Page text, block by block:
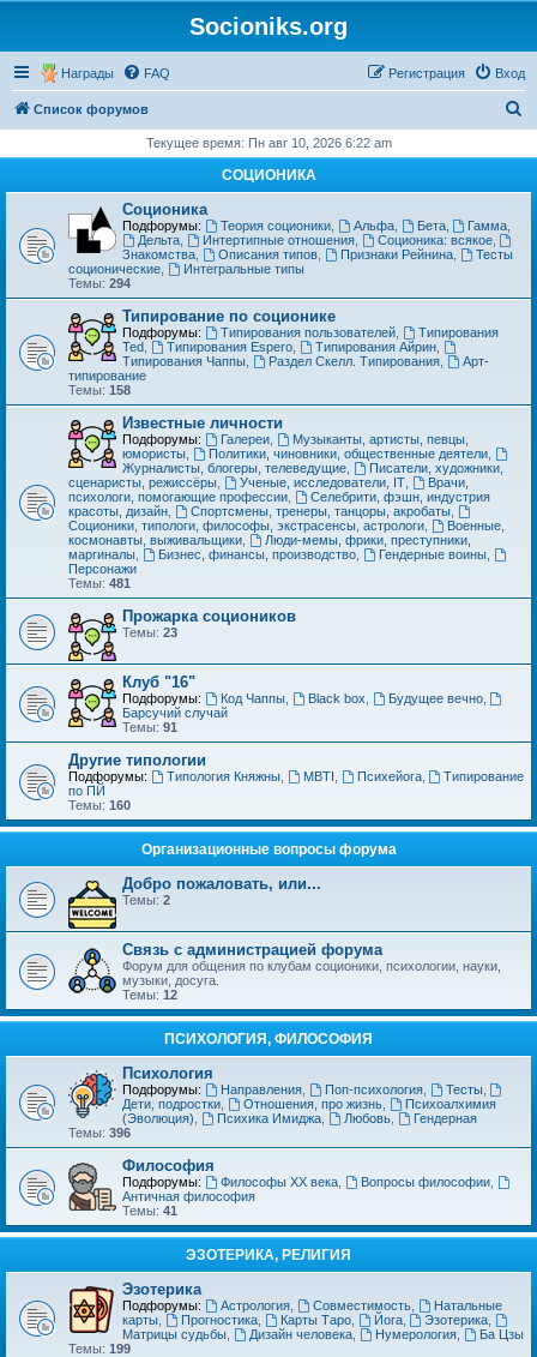
Socioniks.org
Награды FAQ Вход
Регистрация
Список форумов
с
Текущее время: Пн авг 10, 2026 6:22 am
СОЦИОНИКА
Соционика
Подфорумы: Теория соционики, Альфа, Бета, Гамма
Дельта, Интертипные отношения, Соционика: всякое,
Знакомства
Описания типов, Признаки Рейнина,
Тесты
соционические
Интегральные типы
Темы: 294
Типирование по соционике
Подфорумы: Типирования пользователей,
Типирования
Ted
Типирования Espero, Типирования Айрин,
Типирования Чаппы
Раздел Скелл. Типирования,
Арт-
типирование
Темы: 158
Известные личности
Подфорумы: Галереи,
Музыканты, артисты, певцы,
юмористы
Политики, чиновники, общественные деятели,
Журналисты, блогеры, телеведущие
Писатели, художники,
сценаристы, режиссёры
Ученые, исследователи, IT,
Врачи,
психологи, помогающие профессии
Селебрити, фэшн, индустрия
красоты, дизайн
Спортсмены, тренеры, танцоры, акробаты,
Соционики, типологи, философы, экстрасенсы, астрологи
Военные,
космонавты, выживальщики
Люди-мемы, фрики, преступники,
маргиналы
Бизнес, финансы, производство, Гендерные воины,
Персонажи
Темы: 481
Прожарка социоников
Темы: 23
Клуб "16"
Подфорумы: Код Чаппы, Black box Будущее вечно,
Барсучий случай
Темы: 91
Другие типологии
Подфорумы: Типология Княжны, MBTI Психейога,
Типирование
по ПЙ
Темы: 160
Организационные вопросы форума
Добро пожаловать, или...
Темы: 2
Связь с администрацией форума
Форум для общения по клубам соционики, психологии, науки,
музыки, досуга.
Темы: 12
ПСИХОЛОГИЯ, ФИЛОСОФИЯ
Психология
Подфорумы: Направления, Поп-психология, Тесты,
Дети, подростки
Отношения, про жизнь,
Психоалхимия
(Эволюция)
Психика Имиджа, Любовь,
Гендерная
Темы: 396
Философия
Подфорумы: Философы XX века, Вопросы философии,
Античная философия
Темы: 41
ЭЗОТЕРИКА, РЕЛИГИЯ
Эзотерика
Подфорумы: Астрология, Совместимость,
Натальные
карты
Прогностика, Карты Таро, Йога, Эзотерика
Матрицы судьбы
Дизайн человека, Нумерология,
Ба Цзы
Темы: 199